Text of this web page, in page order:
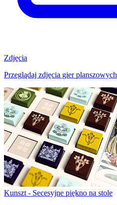
Zdjęcia
Przeglądaj zdjęcia gier planszowych
Kunszt - Secesyjne piękno na stole